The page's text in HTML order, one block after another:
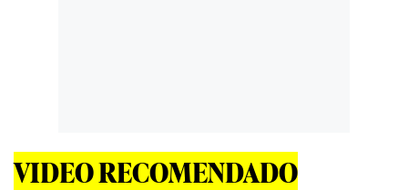
VIDEO RECOMENDADO